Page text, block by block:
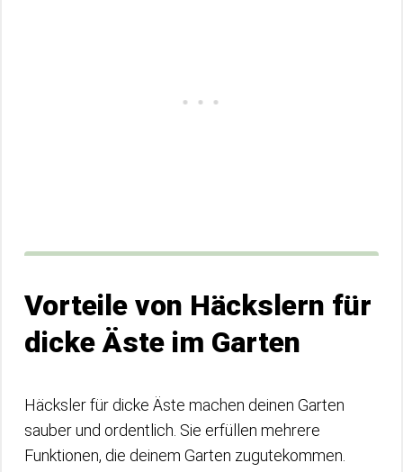
Vorteile von Häckslern für
dicke Äste im Garten
Häcksler für dicke Äste machen deinen Garten
sauber und ordentlich. Sie erfüllen mehrere
Funktionen, die deinem Garten zugutekommen.